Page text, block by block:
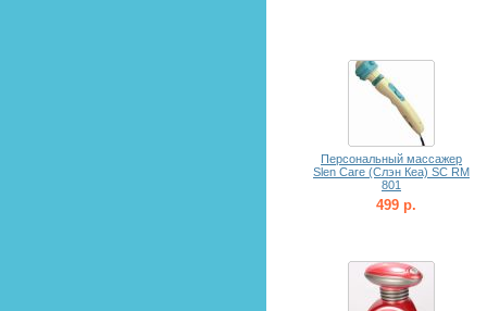
Персональный массажер
Slen Care (Слэн Кеа) SC RM
801
499 р.